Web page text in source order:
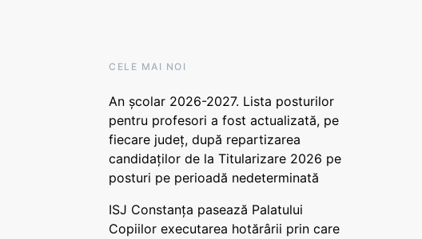
CELE MAI NOI
An școlar 2026-2027. Lista posturilor
pentru profesori a fost actualizată, pe
fiecare județ, după repartizarea
candidaților de la Titularizare 2026 pe
posturi pe perioadă nedeterminată
ISJ Constanța pasează Palatului
Copiilor executarea hotărârii prin care